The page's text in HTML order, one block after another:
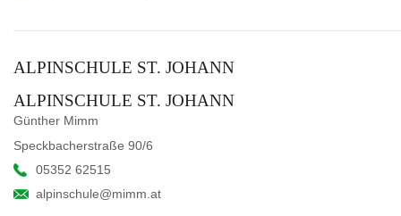
ALPINSCHULE ST. JOHANN
ALPINSCHULE ST. JOHANN
Günther Mimm
Speckbacherstraße 90/6
05352 62515
alpinschule@mimm.at